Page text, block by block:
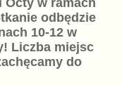
Octy w ramach
odbędzie
10-12 w
Liczba miejsc
do